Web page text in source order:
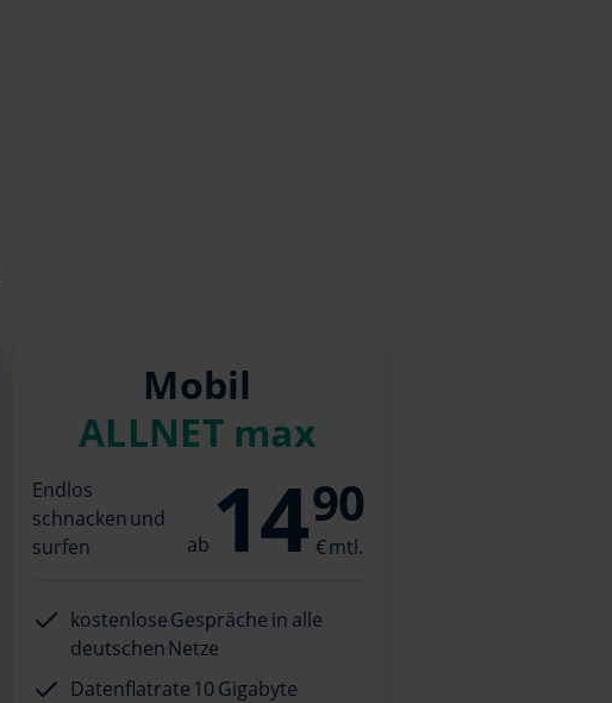
Mobil
ALLNET max
Endlos
schnacken und
surfen
1490
kostenlose Gespräche in alle
deutschen Netze
Datenflatrate 10 Gigabyte